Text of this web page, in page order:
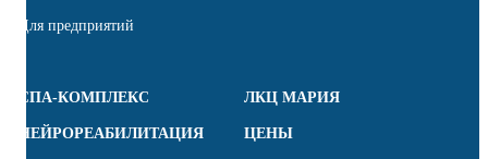
Для предприятий
СПА-КОМПЛЕКС ЛКЦ МАРИЯ
НЕЙРОРЕАБИЛИТАЦИЯ ЦЕНЫ